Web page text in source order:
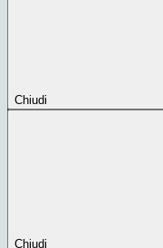
Chiudi
Chiudi